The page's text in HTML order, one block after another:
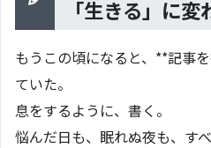
「生きる」に変
もうこの頃になると、**記事
ていた。
息をするように、書く。
悩んだ日も、眠れぬ夜も、す